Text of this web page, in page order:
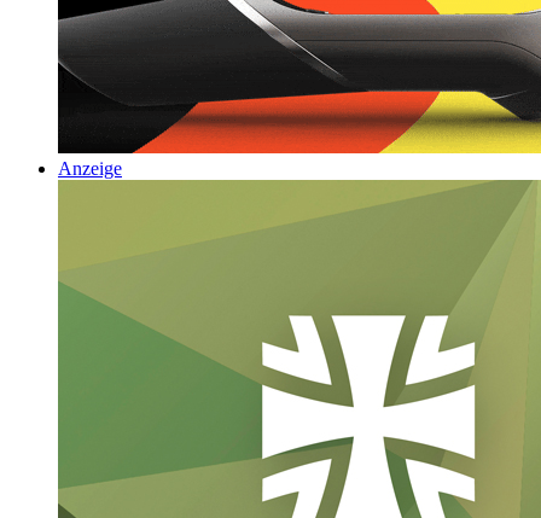
Anzeige